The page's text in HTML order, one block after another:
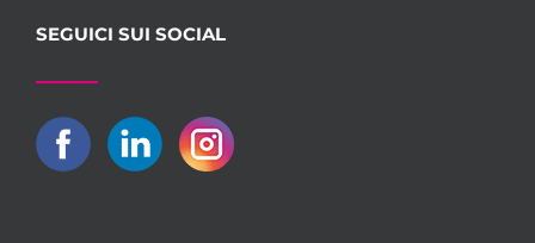
SEGUICI SUI SOCIAL